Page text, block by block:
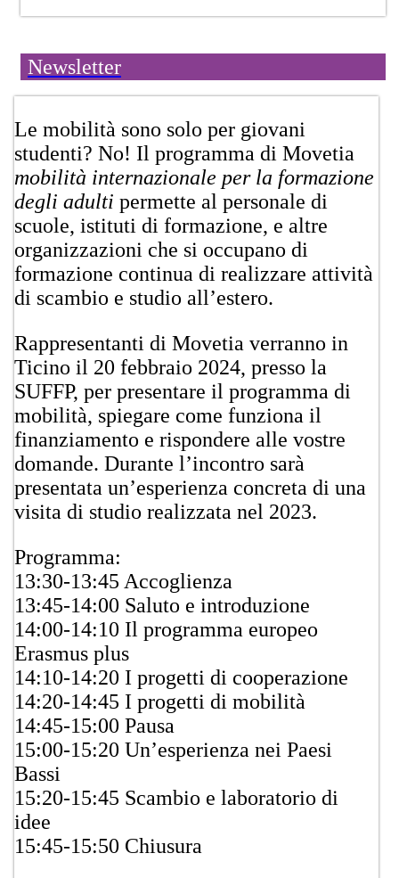
Newsletter
​Le mobilità sono solo per giovani
studenti? No! Il programma di Movetia
mobilità internazionale per la formazione
degli adulti permette al personale di
scuole, istituti di formazione, e altre
organizzazioni che si occupano di
formazione continua di realizzare attività
di scambio e studio all’estero.
Rappresentanti di Movetia verranno in
Ticino il 20 febbraio 2024, presso la
SUFFP, per presentare il programma di
mobilità, spiegare come funziona il
finanziamento e rispondere alle vostre
domande. Durante l’incontro sarà
presentata un’esperienza concreta di una
visita di studio realizzata nel 2023.
Programma:
13:30-13:45 Accoglienza
13:45-14:00 Saluto e introduzione
14:00-14:10 Il programma europeo
Erasmus plus
14:10-14:20 I progetti di cooperazione
14:20-14:45 I progetti di mobilità
14:45-15:00 Pausa
15:00-15:20 Un’esperienza nei Paesi
Bassi
15:20-15:45 Scambio e laboratorio di
idee
15:45-15:50 Chiusura